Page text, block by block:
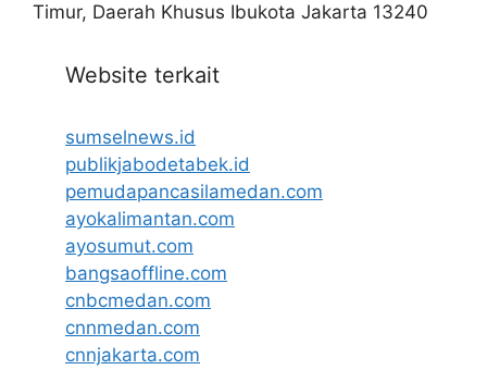
Timur, Daerah Khusus Ibukota Jakarta 13240
Website terkait
sumselnews.id
publikjabodetabek.id
pemudapancasilamedan.com
ayokalimantan.com
ayosumut.com
bangsaoffline.com
cnbcmedan.com
cnnmedan.com
cnnjakarta.com